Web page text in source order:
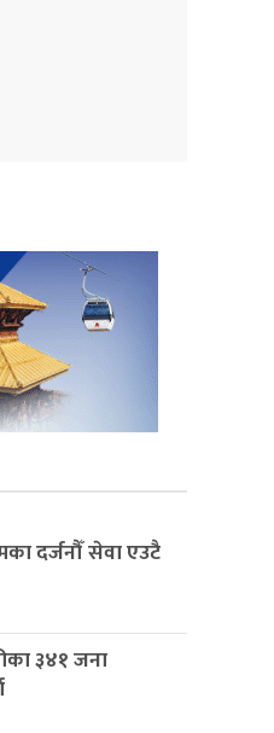
दर्जनौँ सेवा एउटै
३४१ जना